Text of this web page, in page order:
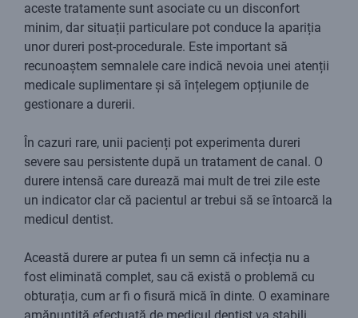
aceste tratamente sunt asociate cu un disconfort
minim, dar situații particulare pot conduce la apariția
unor dureri post-procedurale. Este important să
recunoaștem semnalele care indică nevoia unei atenții
medicale suplimentare și să înțelegem opțiunile de
gestionare a durerii.
În cazuri rare, unii pacienți pot experimenta dureri
severe sau persistente după un tratament de canal. O
durere intensă care durează mai mult de trei zile este
un indicator clar că pacientul ar trebui să se întoarcă la
medicul dentist.
Această durere ar putea fi un semn că infecția nu a
fost eliminată complet, sau că există o problemă cu
obturația, cum ar fi o fisură mică în dinte. O examinare